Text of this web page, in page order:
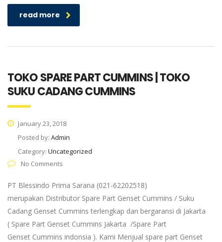
read more
TOKO SPARE PART CUMMINS | TOKO
SUKU CADANG CUMMINS
January 23, 2018
Posted by: Admin
Category: Uncategorized
No Comments
PT Blessindo Prima Sarana (021-62202518)
merupakan Distributor Spare Part Genset Cummins / Suku
Cadang Genset Cummins terlengkap dan bergaransi di Jakarta
( Spare Part Genset Cummins Jakarta /Spare Part
Genset Cummins indonsia ). Kami Menjual spare part Genset